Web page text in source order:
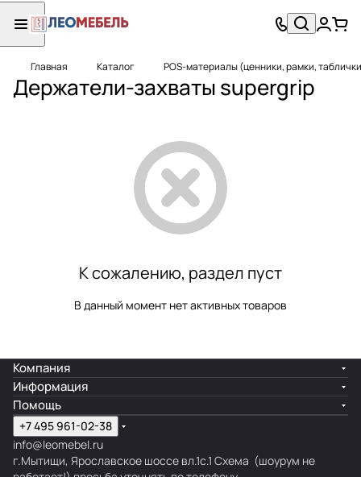
Главная Каталог POS-материалы (ценники, рамки,
Держатели-захваты supergrip
К сожалению, раздел пуст
В данный момент нет активных товаров
Компания
Информация
Помощь
+7 495 961-02-38
info@leomebel.ru
г.Мытищи, Ярославское шоссе вл.1с.1 Схема (шоурум не